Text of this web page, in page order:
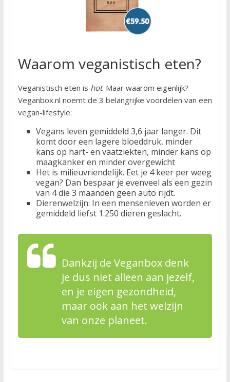
Waarom veganistisch eten?
Veganistisch eten is hot. Maar waarom eigenlijk?
Veganbox.nl noemt de 3 belangrijke voordelen van een
vegan-lifestyle:
Vegans leven gemiddeld 3,6 jaar langer. Dit
komt door een lagere bloeddruk, minder
kans op hart- en vaatziekten, minder kans op
maagkanker en minder overgewicht
Het is milieuvriendelijk. Eet je 4 keer per weeg
vegan? Dan bespaar je evenveel als een gezin
van 4 die 3 maanden geen auto rijdt.
Dierenwelzijn: In een mensenleven worden er
gemiddeld liefst 1.250 dieren geslacht.
Dankzij de Veganbox denk
je dus niet alleen aan jezelf,
en je eigen gezondheid,
maar ook aan het welzijn
van onze planeet.